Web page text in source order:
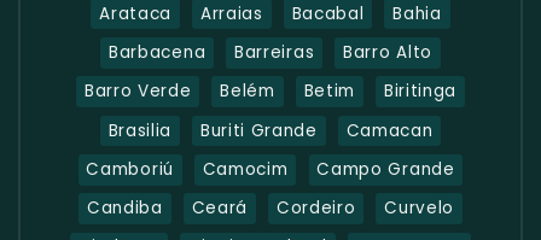
Arataca
Arraias Bacabal
Bahia
Barbacena
Barreiras
Barro Alto
Barro Verde
Belém Betim
Biritinga
Brasilia
Buriti Grande
Camacan
Camboriú
Camocim
Campo Grande
Candiba
Ceará Cordeiro
Curvelo